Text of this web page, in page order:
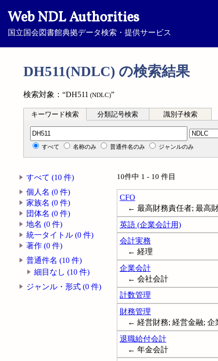
Web NDL Authorities
国立国会図書館典拠データ検索・提供サービス
DH511(NDLC) の検索結果
検索対象：“DH511 (NDLC)”
キーワード検索 分類記号検索 識別子検索
分類記号検索
すべて 名称のみ 普通件名のみ ジャンルのみ
すべて (10 件)
個人名 (0 件)
家族名 (0 件)
団体名 (0 件)
地名 (0 件)
統一タイトル (0 件)
著作 (0 件)
普通件名 (10 件)
細目なし (10 件)
ジャンル・形式 (0 件)
10件中 1 - 10 件目
CFO
← 最高財務責任者; 最高
英語 (企業会計用)
会計実務
← 経理
企業会計
← 会社会計
計数管理
財務管理
← 経営財務; 経営金融; 企
退職給付会計
← 年金会計